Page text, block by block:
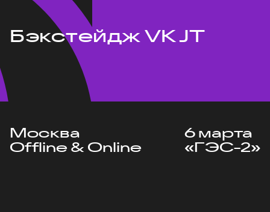
Бэкстейдж VK JT
Москва
Offline & Online
6 марта
«ГЭС-2»